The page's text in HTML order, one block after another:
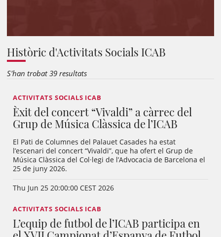
Històric d'Activitats Socials ICAB
S'han trobat 39 resultats
ACTIVITATS SOCIALS ICAB
Èxit del concert “Vivaldi” a càrrec del
Grup de Música Clàssica de l’ICAB
El Pati de Columnes del Palauet Casades ha estat
l’escenari del concert “Vivaldi”, que ha ofert el Grup de
Música Clàssica del Col·legi de l’Advocacia de Barcelona el
25 de juny 2026.
Thu Jun 25 20:00:00 CEST 2026
ACTIVITATS SOCIALS ICAB
L’equip de futbol de l’ICAB participa en